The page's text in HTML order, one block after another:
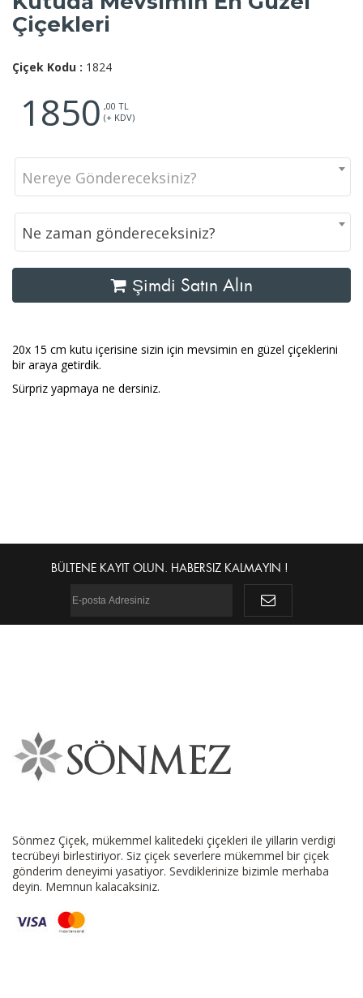
Çiçekleri
Çiçek Kodu : 1824
1850 ,00 TL
(+ KDV)
Nereye Göndereceksiniz?
Ne zaman göndereceksiniz?
Şimdi Satın Alın
20x 15 cm kutu içerisine sizin için mevsimin en güzel çiçeklerini
bir araya getirdik.
Sürpriz yapmaya ne dersiniz.
BÜLTENE KAYIT OLUN. HABERSIZ KALMAYIN !
Sönmez Çiçek, mükemmel kalitedeki çiçekleri ile yillarin verdigi
tecrübeyi birlestiriyor. Siz çiçek severlere mükemmel bir çiçek
gönderim deneyimi yasatiyor. Sevdiklerinize bizimle merhaba
deyin. Memnun kalacaksiniz.